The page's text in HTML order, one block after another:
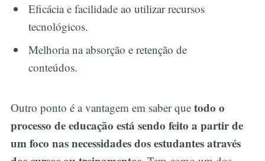
Eficácia e facilidade ao utilizar recursos
tecnológicos.
Melhoria na absorção e retenção de
conteúdos.
Outro ponto é a vantagem em saber que todo o
processo de educação está sendo feito a partir de
um foco nas necessidades dos estudantes através